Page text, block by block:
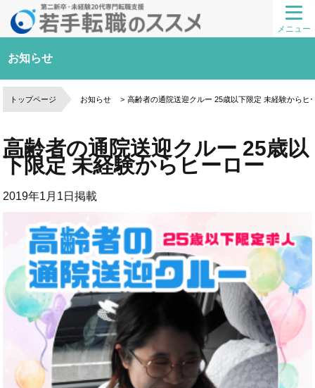
メニュー
お知らせ
トップページ お知らせ 高齢者の通院送迎クルー 25歳以下限定 未経験からヒ
高齢者の通院送迎クルー 25歳以
下限定 未経験からヒーロー
2019年1月1日掲載